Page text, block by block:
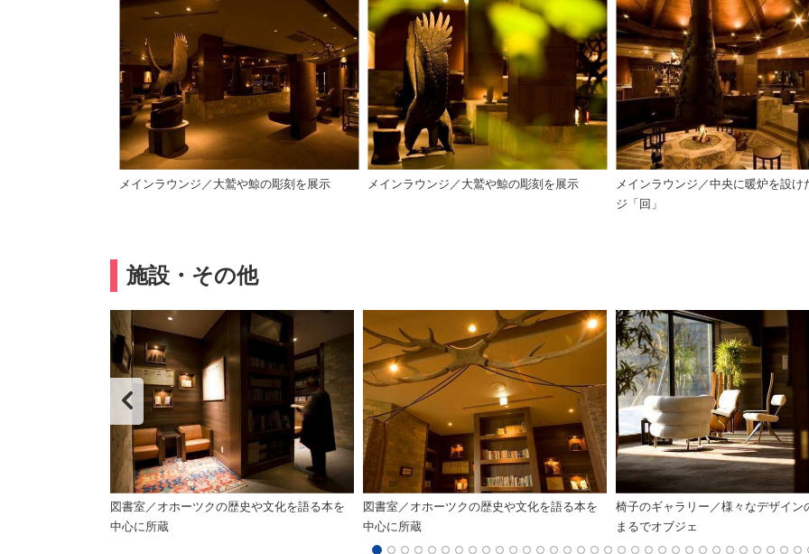
メインラウンジ／大鷲や鯨の彫刻を展示 メインラウンジ／大鷲や鯨の彫刻を展示
メインラウンジ／中央に暖炉を設け
ジ「回」
施設・その他
図書室／オホーツクの歴史や文化を語る本を
中心に所蔵
図書室／オホーツクの歴史や文化を語る本を
中心に所蔵
椅子のギャラリー／様々なデザイン
まるでオブジェ